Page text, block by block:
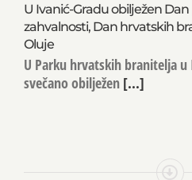
U Ivanić-Gradu obilježen
zahvalnosti, Dan hrvatskih
Oluje
U Parku hrvatskih branitelja u
svečano obilježen [...]